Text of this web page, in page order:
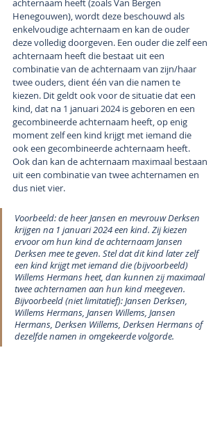
achternaam heeft (zoals Van Bergen
Henegouwen), wordt deze beschouwd als
enkelvoudige achternaam en kan de ouder
deze volledig doorgeven. Een ouder die zelf een
achternaam heeft die bestaat uit een
combinatie van de achternaam van zijn/haar
twee ouders, dient één van die namen te
kiezen. Dit geldt ook voor de situatie dat een
kind, dat na 1 januari 2024 is geboren en een
gecombineerde achternaam heeft, op enig
moment zelf een kind krijgt met iemand die
ook een gecombineerde achternaam heeft.
Ook dan kan de achternaam maximaal bestaan
uit een combinatie van twee achternamen en
dus niet vier.
Voorbeeld: de heer Jansen en mevrouw Derksen
krijgen na 1 januari 2024 een kind. Zij kiezen
ervoor om hun kind de achternaam Jansen
Derksen mee te geven. Stel dat dit kind later zelf
een kind krijgt met iemand die (bijvoorbeeld)
Willems Hermans heet, dan kunnen zij maximaal
twee achternamen aan hun kind meegeven.
Bijvoorbeeld (niet limitatief): Jansen Derksen,
Willems Hermans, Jansen Willems, Jansen
Hermans, Derksen Willems, Derksen Hermans of
dezelfde namen in omgekeerde volgorde.